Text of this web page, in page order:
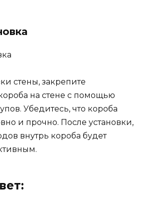
стены, закрепите
на стене с помощью
Убедитесь, что короба
и прочно. После установки,
внутрь короба будет